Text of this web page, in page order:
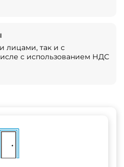
лицами, так и с
с использованием НДС